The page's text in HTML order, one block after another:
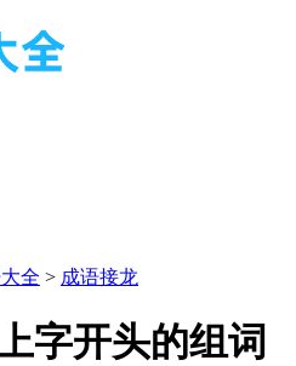
全 > 成语接龙
字开头的组词